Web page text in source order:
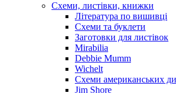
Схеми, листівки, книжки
Література по вишивці
Схеми та буклети
Заготовки для листівок
Mirabilia
Debbie Mumm
Wichelt
Схеми американських
Jim Shore